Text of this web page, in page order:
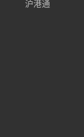
沪港通